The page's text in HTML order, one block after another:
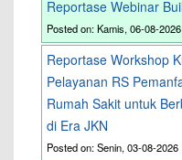
Reportase Webinar
Posted on: Kamis, 06-08-2026
Reportase Workshop
Pelayanan RS
Rumah Sakit untuk
di Era JKN
Posted on: Senin, 03-08-2026